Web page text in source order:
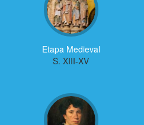
Etapa Medieval
S. XIII-XV